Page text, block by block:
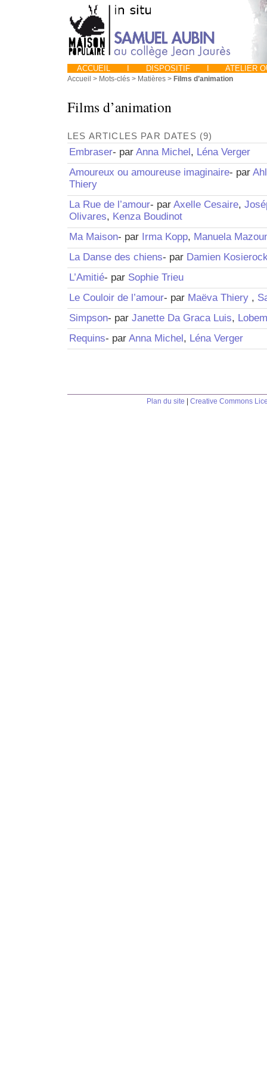
ACCUEIL I DISPOSITIF I ATELIER
Accueil > Mots-clés > Matières > Films d’animation
Films d’animation
LES ARTICLES PAR DATES (9)
Embraser- par Anna Michel, Léna Verger
Amoureux ou amoureuse imaginaire- par
Thiery
La Rue de l’amour- par Axelle Cesaire,
Olivares, Kenza Boudinot
Ma Maison- par Irma Kopp, Manuela
La Danse des chiens- par Damien
L’Amitié- par Sophie Trieu
Le Couloir de l’amour- par Maëva Thiery ,
Simpson- par Janette Da Graca Luis,
Requins- par Anna Michel, Léna Verger
Plan du site Creative Commons